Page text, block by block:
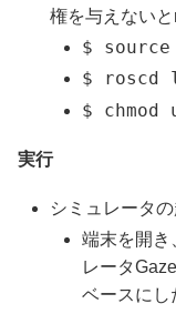
権を与えない
$
$ roscd
$
実行
シミュレータ
端末を開き
レータ
ベースにし